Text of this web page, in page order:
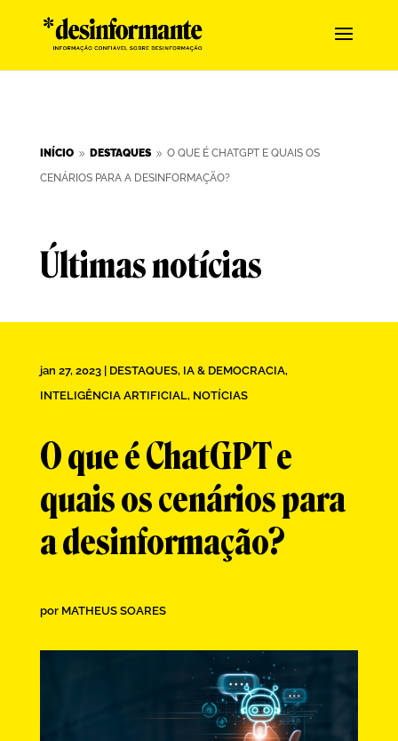
INÍCIO 9 DESTAQUES 9 O QUE É CHATGPT E QUAIS OS
CENÁRIOS PARA A DESINFORMAÇÃO?
Últimas notícias
jan 27, 2023| DESTAQUES, IA & DEMOCRACIA,
INTELIGÊNCIA ARTIFICIAL, NOTÍCIAS
O que é ChatGPT e
quais os cenários para
a desinformação?
por MATHEUS SOARES